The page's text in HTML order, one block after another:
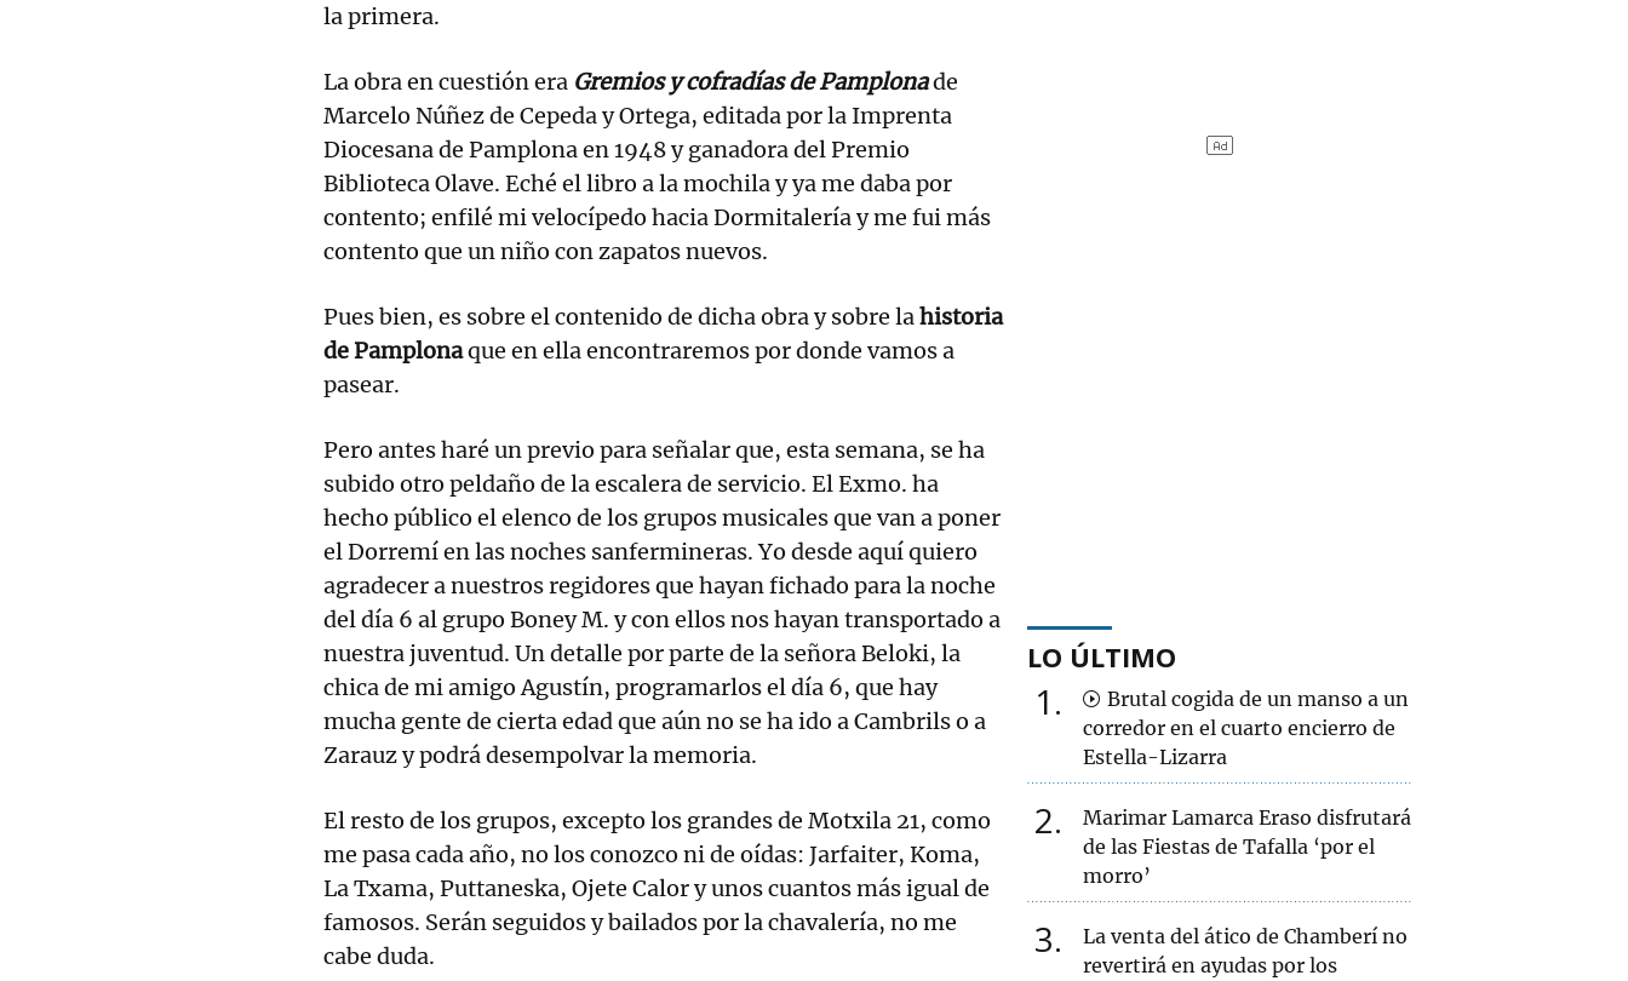
la primera.
La obra en cuestión era Gremios y cofradías de Pamplonade
Marcelo Núñez de Cepeda y Ortega, editada por la Imprenta
Diocesana de Pamplona en 1948 y ganadora del Premio
Biblioteca Olave. Eché el libro a la mochila y ya me daba por
contento; enfilé mi velocípedo hacia Dormitalería y me fui más
contento que un niño con zapatos nuevos.
Pues bien, es sobre el contenido de dicha obra y sobre lahistoria
de Pamplonaque en ella encontraremos por donde vamos a
pasear.
Pero antes haré un previo para señalar que, esta semana, se ha
subido otro peldaño de la escalera de servicio. El Exmo. ha
hecho público el elenco de los grupos musicales que van a poner
el Dorremí en las noches sanfermineras. Yo desde aquí quiero
agradecer a nuestros regidores que hayan fichado para la noche
del día 6 al grupo Boney M. y con ellos nos hayan transportado a
nuestra juventud. Un detalle por parte de la señora Beloki, la
chica de mi amigo Agustín, programarlos el día 6, que hay
mucha gente de cierta edad que aún no se ha ido a Cambrils o a
Zarauz y podrá desempolvar la memoria.
El resto de los grupos, excepto los grandes de Motxila 21, como
me pasa cada año, no los conozco ni de oídas: Jarfaiter, Koma,
La Txama, Puttaneska, Ojete Calor y unos cuantos más igual de
famosos. Serán seguidos y bailados por la chavalería, no me
cabe duda.
LO ÚLTIMO
1
Brutal cogida de un manso a un
corredor en el cuarto encierro de
Estella-Lizarra
2
Marimar Lamarca Eraso disfrutará
de las Fiestas de Tafalla ‘por el
morro’
3
La venta del ático de Chamberí no
revertirá en ayudas por los